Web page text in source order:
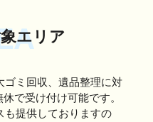
エリア
ゴミ回収、遺品整理に対
で受け付け可能です。
も提供しておりますの